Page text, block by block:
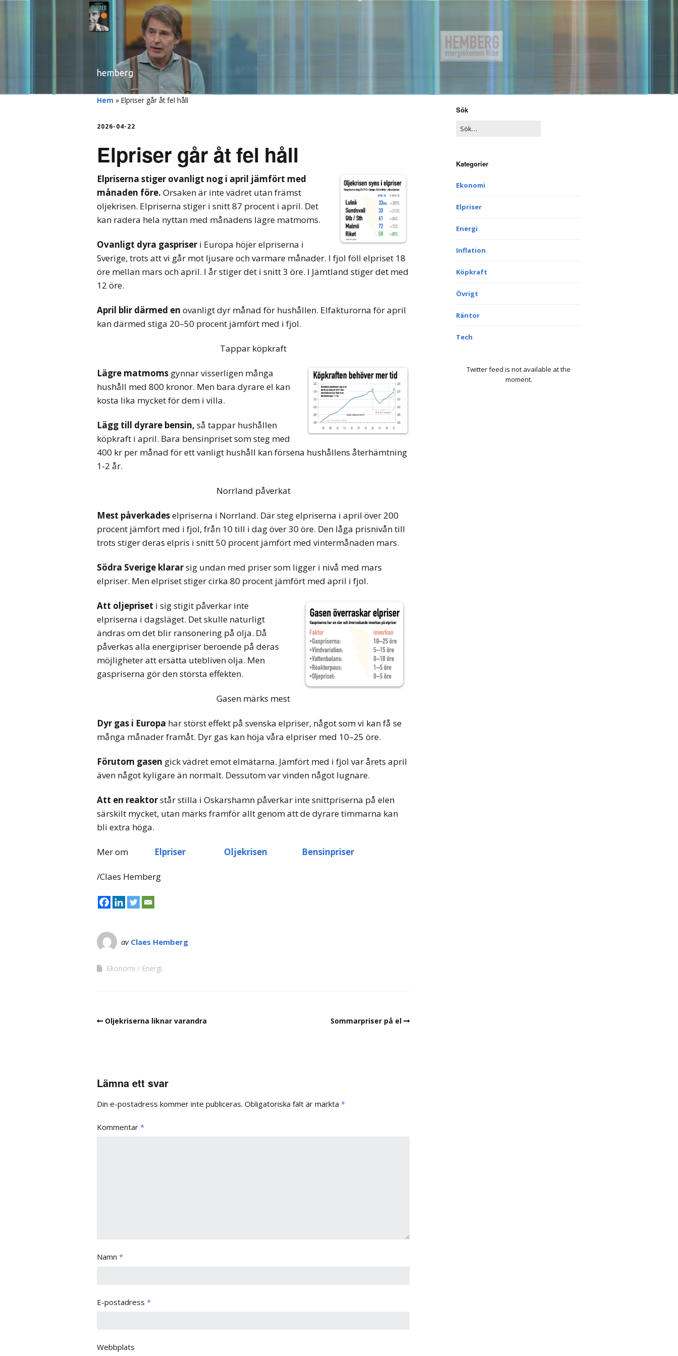
hemberg
Hem » Elpriser går åt fel håll
2026-04-22
Elpriser går åt fel håll
Elpriserna stiger ovanligt nog i april jämfört med
månaden före. Orsaken är inte vädret utan främst
oljekrisen. Elpriserna stiger i snitt 87 procent i april. Det
kan radera hela nyttan med månadens lägre matmoms.
Ovanligt dyra gaspriser i Europa höjer elpriserna i
Sverige, trots att vi går mot ljusare och varmare månader. I fjol föll elpriset 18
öre mellan mars och april. I år stiger det i snitt 3 öre. I Jämtland stiger det med
12 öre.
April blir därmed en ovanligt dyr månad för hushållen. Elfakturorna för april
kan därmed stiga 20–50 procent jämfört med i fjol.
Tappar köpkraft
Lägre matmoms gynnar visserligen många
hushåll med 800 kronor. Men bara dyrare el kan
kosta lika mycket för dem i villa.
Lägg till dyrare bensin, så tappar hushållen
köpkraft i april. Bara bensinpriset som steg med
400 kr per månad för ett vanligt hushåll kan försena hushållens återhämtning
1-2 år.
Norrland påverkat
Mest påverkadeselpriserna i Norrland. Där steg elpriserna i april över 200
procent jämfört med i fjol, från 10 till i dag över 30 öre. Den låga prisnivån till
trots stiger deras elpris i snitt 50 procent jämfört med vintermånaden mars.
Södra Sverige klararsig undan med priser som ligger i nivå med mars
elpriser. Men elpriset stiger cirka 80 procent jämfört med april i fjol.
Att oljepriset i sig stigit påverkar inte
elpriserna i dagsläget. Det skulle naturligt
ändras om det blir ransonering på olja. Då
påverkas alla energipriser beroende på deras
möjligheter att ersätta utebliven olja. Men
gaspriserna gör den största effekten.
Gasen märks mest
Dyr gas i Europa har störst effekt på svenska elpriser, något som vi kan få se
många månader framåt. Dyr gas kan höja våra elpriser med 10–25 öre.
Förutom gasen gick vädret emot elmätarna. Jämfört med i fjol var årets april
även något kyligare än normalt. Dessutom var vinden något lugnare.
Att en reaktorstår stilla i Oskarshamn påverkar inte snittpriserna på elen
särskilt mycket, utan märks framför allt genom att de dyrare timmarna kan
bli extra höga.
Mer om Elpriser Oljekrisen Bensinpriser
/Claes Hemberg
av Claes Hemberg
Ekonomi Energi
Oljekriserna liknar varandra Sommarpriser på el
Lämna ett svar
Din e-postadress kommer inte publiceras. Obligatoriska fält är märkta *
Kommentar *
Namn *
E-postadress *
Webbplats
Sök
Kategorier
Ekonomi
Elpriser
Energi
Inflation
Köpkraft
Övrigt
Räntor
Tech
Twitter feed is not available at the
moment.